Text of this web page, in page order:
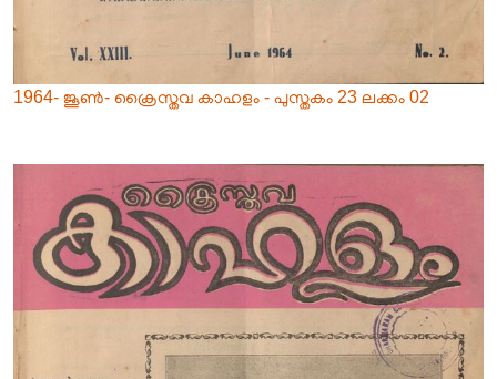
1964- ജൂൺ- ക്രൈസ്തവ കാഹളം - പുസ്തകം 23 ലക്കം 02